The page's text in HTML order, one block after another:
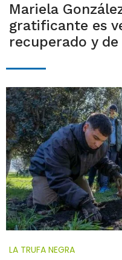
Mariela
gratificante es
recuperado y
LA TRUFA NEGRA